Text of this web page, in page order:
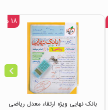
۱۸ %
بانک نهایی ویژه ارتقاء معدل ریاضی